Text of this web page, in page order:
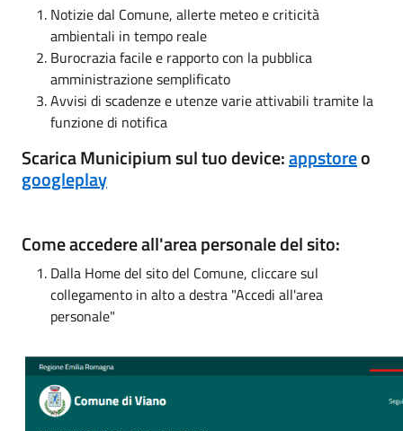
Notizie dal Comune, allerte meteo e criticità
ambientali in tempo reale
Burocrazia facile e rapporto con la pubblica
amministrazione semplificato
Avvisi di scadenze e utenze varie attivabili tramite la
funzione di notifica
Scarica Municipium sul tuo device:appstoreo
googleplay
Come accedere all'area personale del sito:
Dalla Home del sito del Comune, cliccare sul
collegamento in alto a destra "Accedi all'area
personale"